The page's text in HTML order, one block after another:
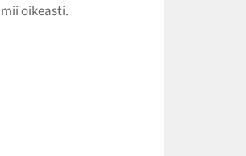
oikeasti.